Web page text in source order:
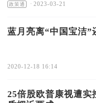
政策通 · 2023-03-21
蓝月亮离“中国宝洁”
2020-12-18 16:14
25倍股欧普康视遭实